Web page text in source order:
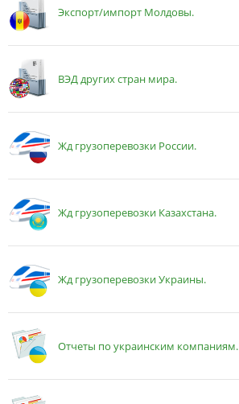
Экспорт/импорт Молдовы.
ВЭД других стран мира.
Жд грузоперевозки России.
Жд грузоперевозки Казахстана.
Жд грузоперевозки Украины.
Отчеты по украинским компаниям.